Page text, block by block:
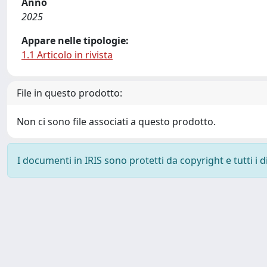
2025
Appare nelle tipologie:
1.1 Articolo in rivista
File in questo prodotto:
Non ci sono file associati a questo prodotto.
I documenti in IRIS sono protetti da copyright e tutti i